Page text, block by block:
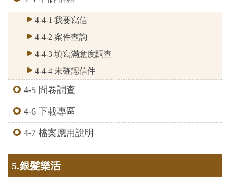
4-4-1 我要寫信
4-4-2 案件查詢
4-4-3 填寫滿意度調查
4-4-4 未確認信件
4-5 問卷調查
4-6 下載專區
4-7 檔案應用說明
5.銀髮樂活